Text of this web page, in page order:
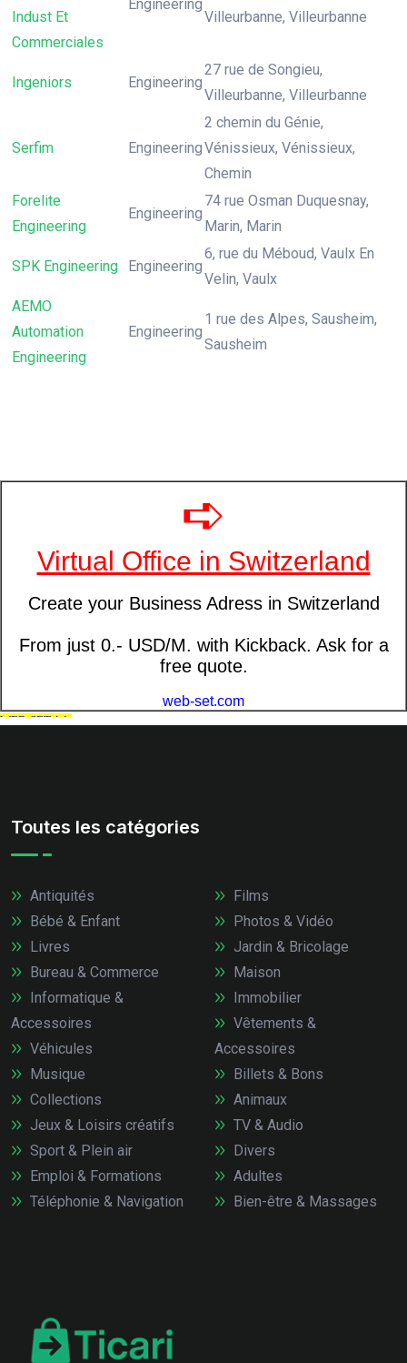
Indust Et
Commerciales
Engineering
Villeurbanne, Villeurbanne
Ingeniors Engineering
27 rue de Songieu,
Villeurbanne, Villeurbanne
Serfim Engineering
2 chemin du Génie,
Vénissieux, Vénissieux,
Chemin
Forelite
Engineering
Engineering
74 rue Osman Duquesnay,
Marin, Marin
SPK Engineering Engineering
6, rue du Méboud, Vaulx En
Velin, Vaulx
AEMO
Automation
Engineering
Engineering
1 rue des Alpes, Sausheim,
Sausheim
Toutes les catégories
Antiquités
Bébé & Enfant
Livres
Bureau & Commerce
Informatique &
Accessoires
Véhicules
Films
Photos & Vidéo
Jardin & Bricolage
Maison
Immobilier
Vêtements &
Accessoires
Musique
Collections
Jeux & Loisirs créatifs
Sport & Plein air
Emploi & Formations
Téléphonie & Navigation
Billets & Bons
Animaux
TV & Audio
Divers
Adultes
Bien-être & Massages